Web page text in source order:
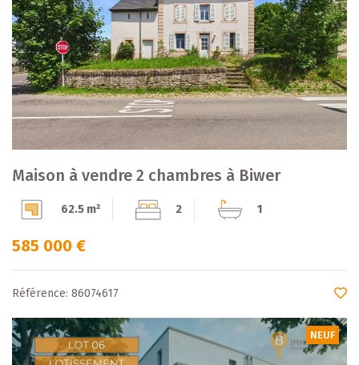
Maison à vendre 2 chambres à Biwer
62.5 m² 2 1
585 000 €
Référence: 86074617
NEUF